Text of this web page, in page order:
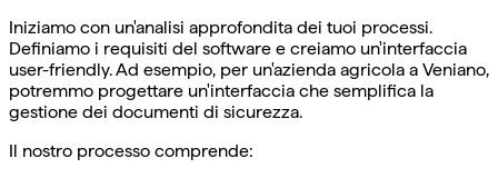
Iniziamo con un'analisi approfondita dei tuoi processi.
Definiamo i requisiti del software e creiamo un'interfaccia
user-friendly. Ad esempio, per un'azienda agricola a Veniano,
potremmo progettare un'interfaccia che semplifica la
gestione dei documenti di sicurezza.
Il nostro processo comprende: